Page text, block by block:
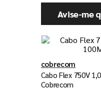
Avise-me
cobrecom
Cabo Flex 750V
Cobrecom